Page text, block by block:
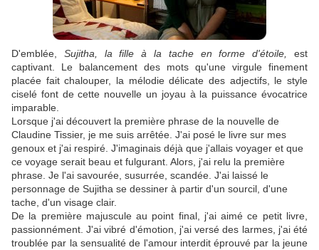
D'emblée, Sujitha, la fille à la tache en forme d'étoile,
est
captivant. Le balancement des mots qu'une virgule finement
placée fait chalouper, la mélodie délicate des adjectifs, le style
ciselé font de cette nouvelle un joyau à la puissance évocatrice
imparable.
Lorsque j'ai découvert la première phrase de la nouvelle de
Claudine Tissier, je me suis arrêtée. J'ai posé le livre sur mes
genoux et j'ai respiré. J'imaginais déjà que j'allais voyager et que
ce voyage serait beau et fulgurant. Alors, j'ai relu la première
phrase. Je l'ai savourée, susurrée, scandée. J'ai laissé le
personnage de Sujitha se dessiner à partir d'un sourcil, d'une
tache, d'un visage clair.
De la première majuscule au point final, j'ai aimé ce petit livre,
passionnément. J'ai vibré d'émotion, j'ai versé des larmes, j'ai été
troublée par la sensualité de l'amour interdit éprouvé par la jeune